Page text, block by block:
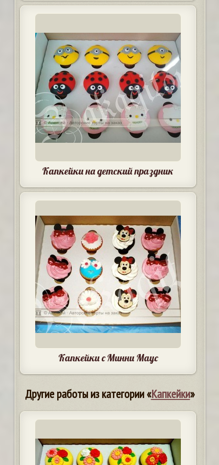
Капкейки на детский праздник
Капкейки с Минни Маус
Другие работы из категории «Капкейки»